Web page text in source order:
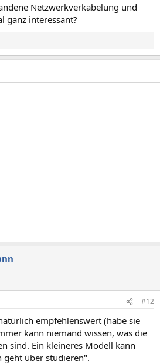
Netzwerkverkabelung und
ganz interessant?
#12
empfehlenswert (habe sie
kann niemand wissen, was die
sind. Ein kleineres Modell kann
geht über studieren".